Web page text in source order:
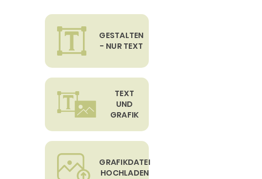
GESTALTEN
- NUR TEXT
TEXT
UND
GRAFIK
GRAFIKDATEI
HOCHLADEN